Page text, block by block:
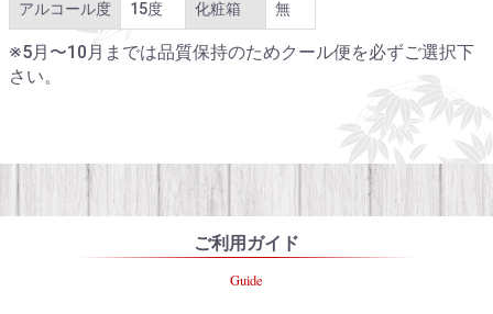
アルコール度 15度 化粧箱 無
※5月〜10月までは品質保持のためクール便を必ずご選択下
さい。
ご利用ガイド
Guide